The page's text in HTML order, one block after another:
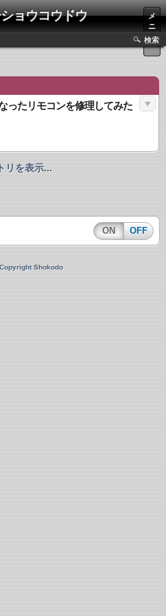
ョウコウドウ
メ
ニ
ュ
ー
検索
ったリモコンを修理してみた
リを表示...
ON OFF
Shokodo